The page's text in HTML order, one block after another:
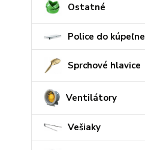
Ostatné
Police do kúpeľne
Sprchové hlavice
Ventilátory
Vešiaky